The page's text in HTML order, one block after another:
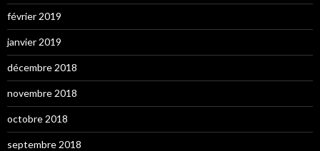
février 2019
janvier 2019
décembre 2018
novembre 2018
octobre 2018
septembre 2018